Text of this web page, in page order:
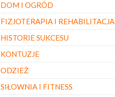
DOM I OGRÓD
FIZJOTERAPIA I REHABILITACJA
HISTORIE SUKCESU
KONTUZJE
ODZIEŻ
SIŁOWNIA I FITNESS